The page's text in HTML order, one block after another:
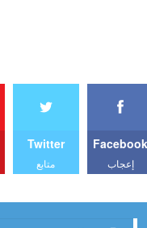
إعجاب
Twitter
متابع